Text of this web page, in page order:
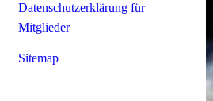
Datenschutzerklärung für
Mitglieder
Sitemap